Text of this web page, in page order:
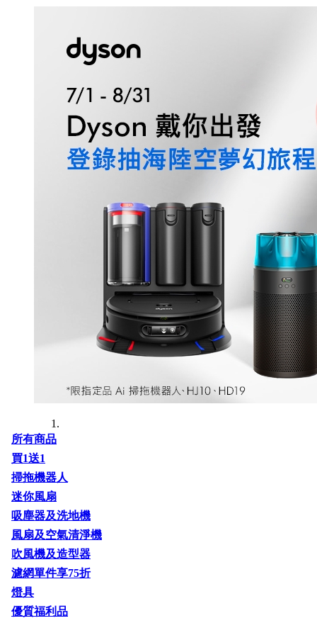
所有商品
買1送1
掃拖機器人
迷你風扇
吸塵器及洗地機
風扇及空氣清淨機
吹風機及造型器
濾網單件享75折
燈具
優質福利品